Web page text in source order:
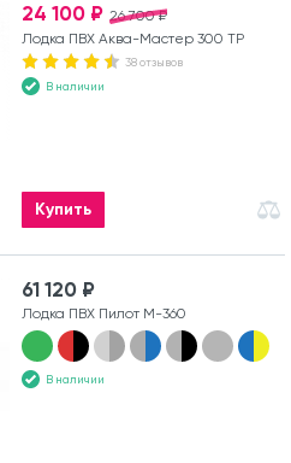
26 700 ₽
24 100 ₽
Лодка ПВХ Аква-Мастер 300 ТР
38 отзывов
В наличии
Купить
61 120 ₽
Лодка ПВХ Пилот М-360
В наличии